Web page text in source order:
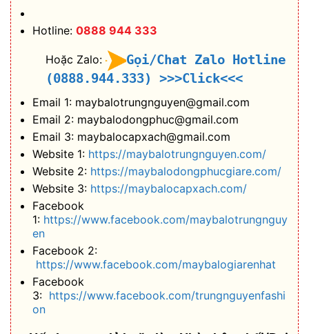
Hotline: 0888 944 333
Hoặc Zalo:
Gọi/Chat Zalo Hotline
(0888.944.333)
>>>Click<<<
Email 1: maybalotrungnguyen@gmail.com
Email 2: maybalodongphuc@gmail.com
Email 3: maybalocapxach@gmail.com
Website 1: https://maybalotrungnguyen.com/
Website 2: https://maybalodongphucgiare.com/
Website 3: https://maybalocapxach.com/
Facebook
1: https://www.facebook.com/maybalotrungnguy
en
Facebook 2:
https://www.facebook.com/maybalogiarenhat
Facebook
3: https://www.facebook.com/trungnguyenfashi
on